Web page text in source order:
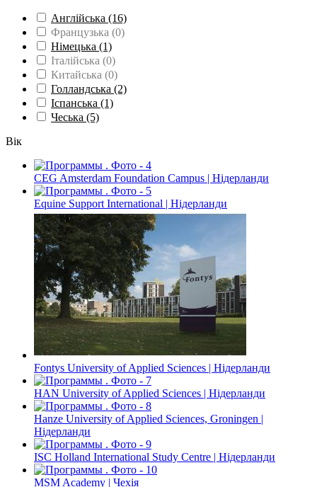
Англійська (16)
Французька (0)
Німецька (1)
Італійська (0)
Китайська (0)
Голландська (2)
Іспанська (1)
Чеська (5)
Вік
CEG Amsterdam Foundation Campus | Нідерланди
Equine Support International | Нідерланди
Fontys University of Applied Sciences | Нідерланди
HAN University of Applied Sciences | Нідерланди
Hanze University of Applied Sciences, Groningen |
Нідерланди
ISC Holland International Study Centre | Нідерланди
MSM Academy | Чехія